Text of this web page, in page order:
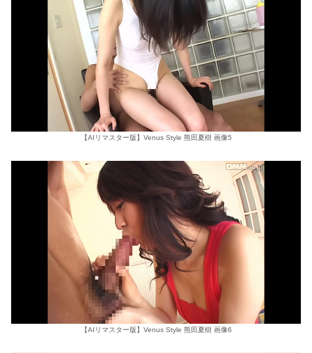
【AIリマスター版】Venus Style 熊田夏樹 画像5
【AIリマスター版】Venus Style 熊田夏樹 画像6